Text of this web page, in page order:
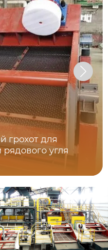
грохот для
угля